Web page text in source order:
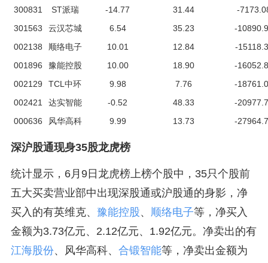
300831
ST派瑞 -14.77 31.44
-
301563
云汉芯城 6.54 35.23
-
002138
顺络电子 10.01 12.84
-
001896
豫能控股 10.00 18.90
-
002129
TCL中环 9.98 7.76
-
002421
达实智能 -0.52 48.33
-
000636
风华高科 9.99 13.73 -
深沪股通现身35股龙虎榜
统计显示，6月9日龙虎榜上榜个股中，35只个股前
五大买卖营业部中出现深股通或沪股通的身影，净
买入的有英维克、 豫能控股、 顺络电子等，净买入
金额为3.73亿元、2.12亿元、1.92亿元。净卖出的有
江海股份、风华高科、 合锻智能等，净卖出金额为